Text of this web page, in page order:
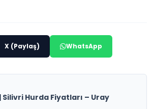
X (Paylaş) WhatsApp
Silivri Hurda Fiyatları – Uray